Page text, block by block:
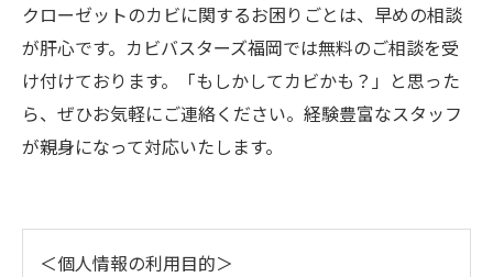
クローゼットのカビに関するお困りごとは、早めの相談
が肝心です。カビバスターズ福岡では無料のご相談を受
け付けております。「もしかしてカビかも？」と思った
ら、ぜひお気軽にご連絡ください。経験豊富なスタッフ
が親身になって対応いたします。
＜個人情報の利用目的＞